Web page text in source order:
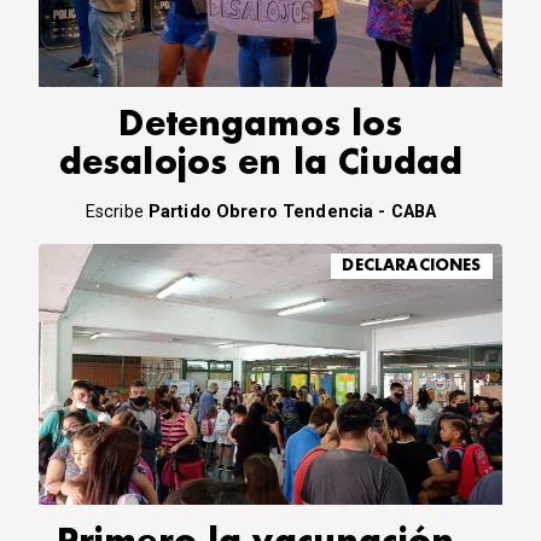
CORREO DE LECTORES
DEBATE
ARCHIVO
OPINIÓN
ALTAMIRA RESPONDE
Política Obrera Revista
CONTACTO
Detengamos los
desalojos en la Ciudad
Escribe Partido Obrero Tendencia - CABA
DECLARACIONES